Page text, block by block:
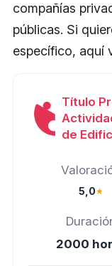
compañías
públicas. Si
específico, aquí
Título
de
5,0★
2000